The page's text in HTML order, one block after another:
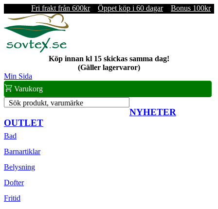
Fri frakt från 600kr Öppet köp i 60 dagar Bonus 100kr
Köp innan kl 15 skickas samma dag!
(Gäller lagervaror)
Min Sida
Varukorg
Sök produkt, varumärke
NYHETER
OUTLET
Bad
Barnartiklar
Belysning
Dofter
Fritid